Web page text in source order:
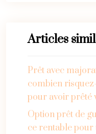
Articles
Prêt avec
combien
pour avoir prêté
Option prêt de
ce rentable pour